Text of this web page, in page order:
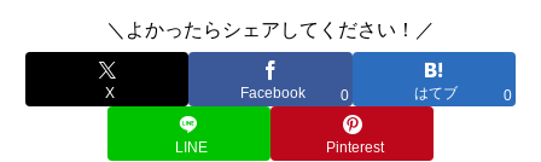
＼よかったらシェアしてください！／
X Facebook 0 はてブ 0
LINE Pinterest